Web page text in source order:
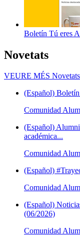
Boletín Tú eres
Novetats
VEURE MÉS Novetats
(Español)
Comunidad
(Español)
académica...
Comunidad
(Español)
Comunidad
(Español)
(06/2026)
Comunidad